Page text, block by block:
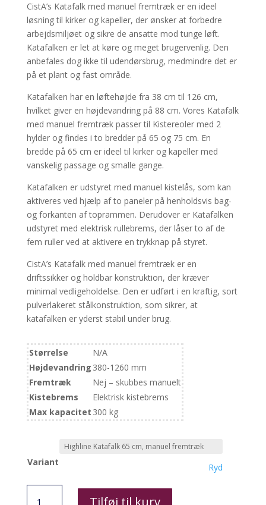
CistA’s Katafalk med manuel fremtræk er en ideel
løsning til kirker og kapeller, der ønsker at forbedre
arbejdsmiljøet og sikre de ansatte mod tunge løft.
Katafalken er let at køre og meget brugervenlig. Den
anbefales dog ikke til udendørsbrug, medmindre det er
på et plant og fast område.
Katafalken har en løftehøjde fra 38 cm til 126 cm,
hvilket giver en højdevandring på 88 cm. Vores Katafalk
med manuel fremtræk passer til Kistereoler med 2
hylder og findes i to bredder på 65 og 75 cm. En
bredde på 65 cm er ideel til kirker og kapeller med
vanskelig passage og smalle gange.
Katafalken er udstyret med manuel kistelås, som kan
aktiveres ved hjælp af to paneler på henholdsvis bag-
og forkanten af toprammen. Derudover er Katafalken
udstyret med elektrisk rullebrems, der låser to af de
fem ruller ved at aktivere en trykknap på styret.
CistA’s Katafalk med manuel fremtræk er en
driftssikker og holdbar konstruktion, der kræver
minimal vedligeholdelse. Den er udført i en kraftig, sort
pulverlakeret stålkonstruktion, som sikrer, at
katafalken er yderst stabil under brug.
Størrelse
N/A
Højdevandring 380-1260 mm
Fremtræk
Nej – skubbes manuelt
Kistebrems
Elektrisk kistebrems
Max kapacitet 300 kg
Variant Ryd
Tilføj til kurv